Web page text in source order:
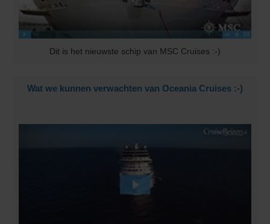
Dit is het nieuwste schip van MSC Cruises :-)
Wat we kunnen verwachten van Oceania Cruises :-)